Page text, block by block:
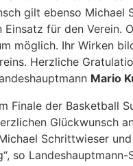
gilt ebenso
Einsatz für den Verein.
möglich. Ihr Wirken
Herzliche
Mario
Finale der Basketball
Glückwunsch
Schrittwieser
so Landeshauptmann-